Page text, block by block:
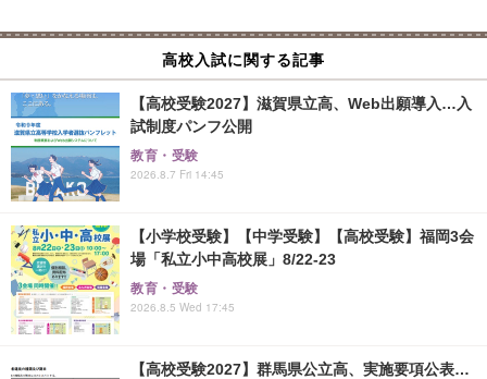
高校入試に関する記事
【高校受験2027】滋賀県立高、Web出願導入…入
試制度パンフ公開
教育・受験
2026.8.7 Fri 14:45
【小学校受験】【中学受験】【高校受験】福岡3会
場「私立小中高校展」8/22-23
教育・受験
2026.8.5 Wed 17:45
【高校受験2027】群馬県公立高、実施要項公表…